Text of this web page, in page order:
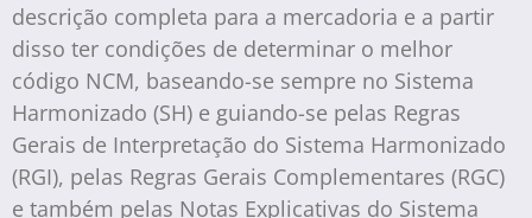
descrição completa para a mercadoria e a partir
disso ter condições de determinar o melhor
código NCM, baseando-se sempre no Sistema
Harmonizado (SH) e guiando-se pelas Regras
Gerais de Interpretação do Sistema Harmonizado
(RGI), pelas Regras Gerais Complementares (RGC)
e também pelas Notas Explicativas do Sistema